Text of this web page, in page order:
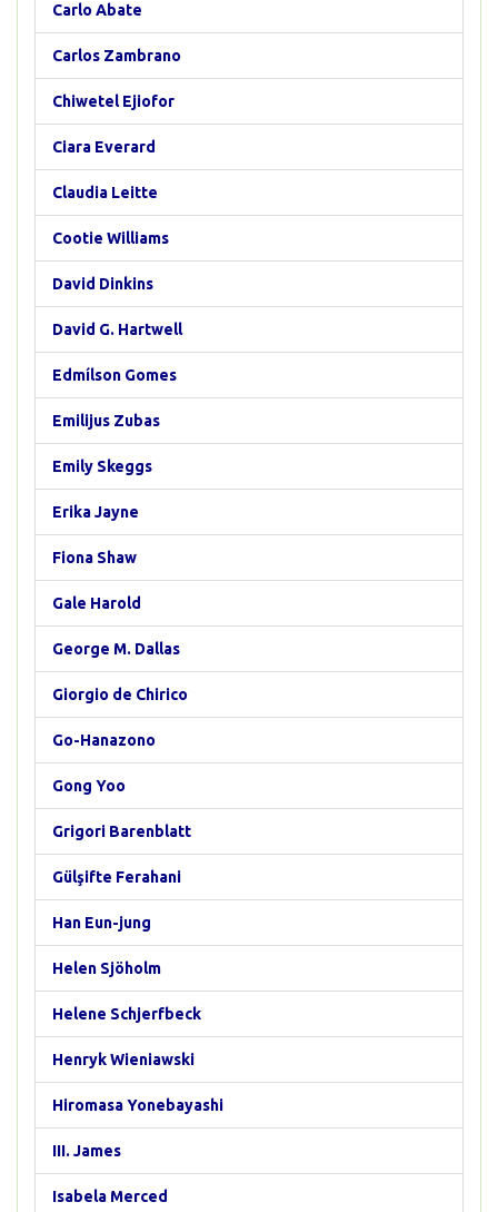
Carlo Abate
Carlos Zambrano
Chiwetel Ejiofor
Ciara Everard
Claudia Leitte
Cootie Williams
David Dinkins
David G. Hartwell
Edmílson Gomes
Emilijus Zubas
Emily Skeggs
Erika Jayne
Fiona Shaw
Gale Harold
George M. Dallas
Giorgio de Chirico
Go-Hanazono
Gong Yoo
Grigori Barenblatt
Gülşifte Ferahani
Han Eun-jung
Helen Sjöholm
Helene Schjerfbeck
Henryk Wieniawski
Hiromasa Yonebayashi
III. James
Isabela Merced